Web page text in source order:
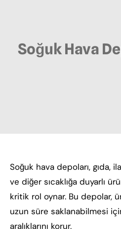
Soğuk Hava
Soğuk hava depoları, gıda,
ve diğer sıcaklığa duyarlı
kritik rol oynar. Bu depolar,
uzun süre saklanabilmesi
aralıklarını korur.